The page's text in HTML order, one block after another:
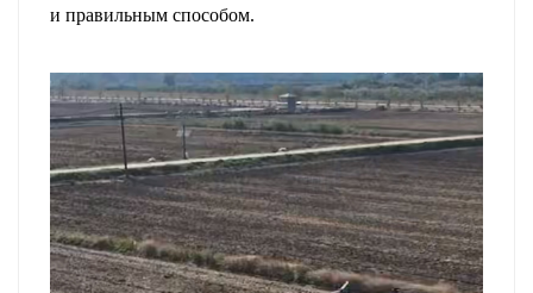
и правильным способом.